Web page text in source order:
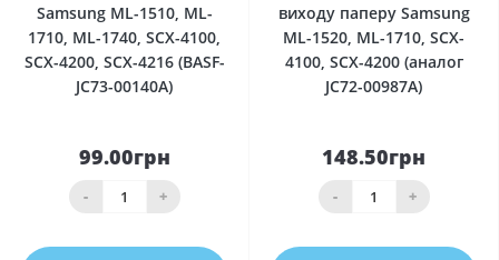
Samsung ML-1510, ML-
1710, ML-1740, SCX-4100,
SCX-4200, SCX-4216 (BASF-
JC73-00140A)
99.00грн
- +
виходу паперу Samsung
ML-1520, ML-1710, SCX-
4100, SCX-4200 (аналог
JC72-00987A)
148.50грн
- +